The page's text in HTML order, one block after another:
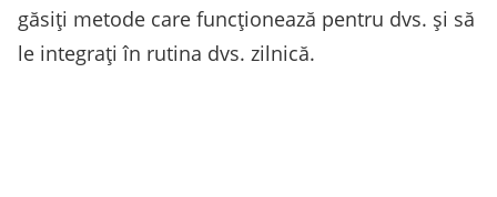
găsiți metode care funcționează pentru dvs. și să
le integrați în rutina dvs. zilnică.